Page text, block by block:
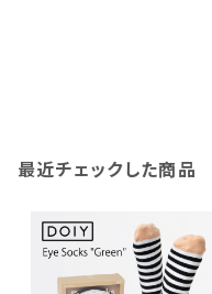
最近チェックした商品